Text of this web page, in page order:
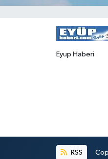
Eyup Haberi
RSS